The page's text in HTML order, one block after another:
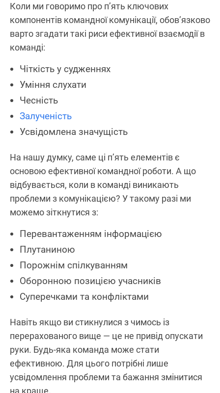
Коли ми говоримо про п’ять ключових
компонентів командної комунікації, обов’язково
варто згадати такі риси ефективної взаємодії в
команді:
Чіткість у судженнях
Уміння слухати
Чесність
Залученість
Усвідомлена значущість
На нашу думку, саме ці п’ять елементів є
основою ефективної командної роботи. А що
відбувається, коли в команді виникають
проблеми з комунікацією? У такому разі ми
можемо зіткнутися з:
Перевантаженням інформацією
Плутаниною
Порожнім спілкуванням
Оборонною позицією учасників
Суперечками та конфліктами
Навіть якщо ви стикнулися з чимось із
перерахованого вище — це не привід опускати
руки. Будь-яка команда може стати
ефективною. Для цього потрібні лише
усвідомлення проблеми та бажання змінитися
на краще.